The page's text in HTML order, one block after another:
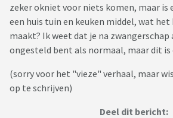
zeker okniet voor niets komen, maar is
een huis tuin en keuken middel, wat
maakt? Ik weet dat je na
ongesteld bent als normaal, maar dit is
(sorry voor het "vieze" verhaal, maar
op te schrijven)
Deel dit bericht: